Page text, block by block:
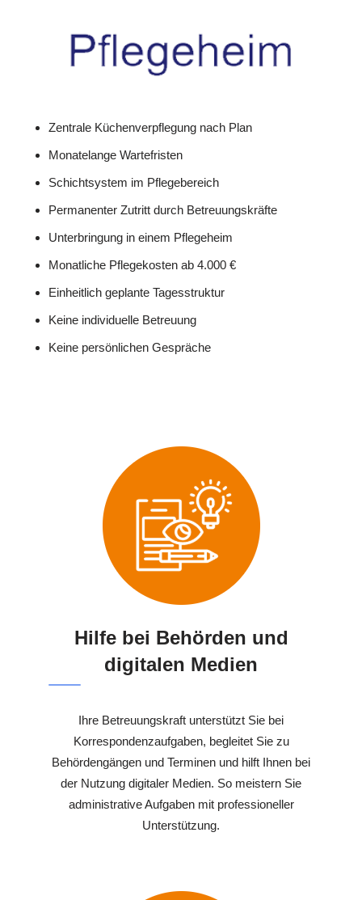
Zentrale Küchenverpflegung nach Plan
Monatelange Wartefristen
Schichtsystem im Pflegebereich
Permanenter Zutritt durch Betreuungskräfte
Unterbringung in einem Pflegeheim
Monatliche Pflegekosten ab 4.000 €
Einheitlich geplante Tagesstruktur
Keine individuelle Betreuung
Keine persönlichen Gespräche
Hilfe bei Behörden und
digitalen Medien
Ihre Betreuungskraft unterstützt Sie bei
Korrespondenzaufgaben, begleitet Sie zu
Behördengängen und Terminen und hilft Ihnen bei
der Nutzung digitaler Medien. So meistern Sie
administrative Aufgaben mit professioneller
Unterstützung.